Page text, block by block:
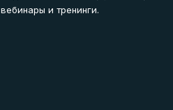
вебинары и тренинги.